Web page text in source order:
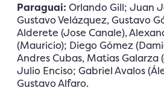
Paraguai: Orlando Gill; Juan
Gustavo Velázquez, Gustavo
Alderete (Jose Canale),
(Mauricio); Diego Gómez
Andres Cubas, Matias Galarza
Julio Enciso; Gabriel Avalos
Gustavo Alfaro.